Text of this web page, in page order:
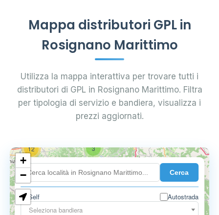
Mappa distributori GPL in
Rosignano Marittimo
Utilizza la mappa interattiva per trovare tutti i
distributori di GPL in Rosignano Marittimo. Filtra
per tipologia di servizio e bandiera, visualizza i
prezzi aggiornati.
Cerca
Self
Autostrada
Seleziona bandiera
3
3
3
12
+
−